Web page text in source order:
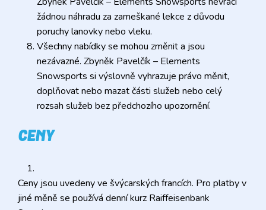
žádnou náhradu za zameškané lekce z důvodu
poruchy lanovky nebo vleku.
Všechny nabídky se mohou změnit a jsou
nezávazné. Zbyněk Pavelčík – Elements
Snowsports si výslovně vyhrazuje právo měnit,
doplňovat nebo mazat části služeb nebo celý
rozsah služeb bez předchozího upozornění.
CENY
Ceny jsou uvedeny ve švýcarských francích. Pro platby v
jiné měně se používá denní kurz Raiffeisenbank